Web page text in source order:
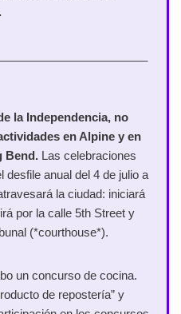
la Independencia, no
en Alpine y en
Bend. Las celebraciones
desfile anual del 4 de julio a
la ciudad: iniciará
por la calle 5th Street y
(*courthouse*).
un concurso de cocina.
de repostería” y